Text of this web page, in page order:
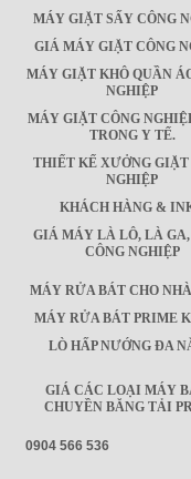
MÁY GIẶT SẤY CÔNG
GIÁ MÁY GIẶT CÔNG
MÁY GIẶT KHÔ QUẦN
NGHIỆP
MÁY GIẶT CÔNG
TRONG Y TẾ.
THIẾT KẾ XƯỞNG GIẶT
NGHIỆP
KHÁCH HÀNG &
GIÁ MÁY LÀ LÔ, LÀ
CÔNG NGHIỆP
MÁY RỬA BÁT CHO
MÁY RỬA BÁT PRIME
LÒ HẤP NƯỚNG ĐA
GIÁ CÁC LOẠI MÁY
CHUYỀN BĂNG TẢI
0904 566 536